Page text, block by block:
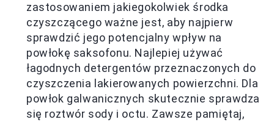
zastosowaniem jakiegokolwiek środka
czyszczącego ważne jest, aby najpierw
sprawdzić jego potencjalny wpływ na
powłokę saksofonu. Najlepiej używać
łagodnych detergentów przeznaczonych do
czyszczenia lakierowanych powierzchni. Dla
powłok galwanicznych skutecznie sprawdza
się roztwór sody i octu. Zawsze pamiętaj,